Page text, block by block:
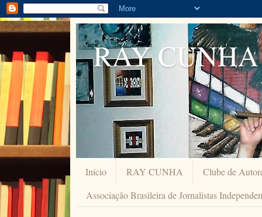
RAY CUNHA
Início RAY CUNHA
Clube de
Associação Brasileira de Jornalistas